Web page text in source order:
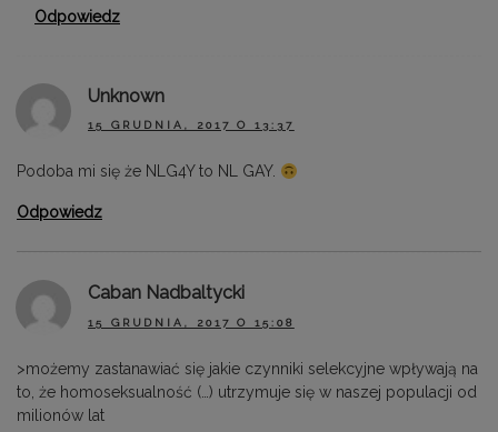
Odpowiedz
Unknown
15 GRUDNIA, 2017 O 13:37
Podoba mi się że NLG4Y to NL GAY.
Odpowiedz
Caban Nadbaltycki
15 GRUDNIA, 2017 O 15:08
>możemy zastanawiać się jakie czynniki selekcyjne wpływają na
to, że homoseksualność (…) utrzymuje się w naszej populacji od
milionów lat